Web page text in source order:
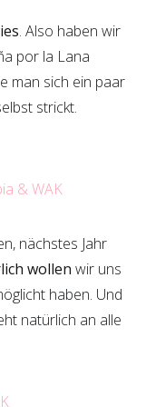
. Also haben wir
por la Lana
man sich ein paar
strickt.
nächstes Jahr
wollen wir uns
haben. Und
natürlich an alle